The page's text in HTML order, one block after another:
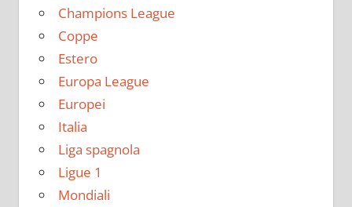
Champions League
Coppe
Estero
Europa League
Europei
Italia
Liga spagnola
Ligue 1
Mondiali